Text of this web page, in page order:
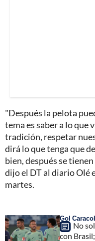
"Después la pelota
tema es saber a lo que
tradición, respetar
dirá lo que tenga que
bien, después se
dijo el DT al diario Olé
martes.
Gol Caracol
No
con